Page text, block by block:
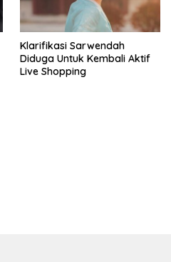
Klarifikasi Sarwendah
Diduga Untuk Kembali Aktif
Live Shopping